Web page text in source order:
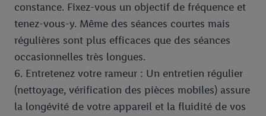
constance. Fixez-vous un objectif de fréquence et
tenez-vous-y. Même des séances courtes mais
régulières sont plus efficaces que des séances
occasionnelles très longues.
6. Entretenez votre rameur : Un entretien régulier
(nettoyage, vérification des pièces mobiles) assure
la longévité de votre appareil et la fluidité de vos